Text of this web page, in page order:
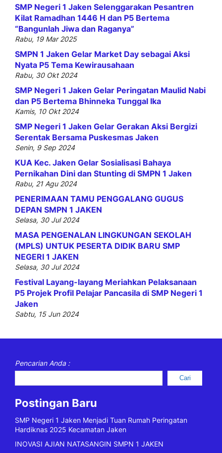
SMP Negeri 1 Jaken Selenggarakan Pesantren
Kilat Ramadhan 1446 H dan P5 Bertema
“Bangunlah Jiwa dan Raganya”
Rabu, 19 Mar 2025
SMPN 1 Jaken Gelar Market Day sebagai Aksi
Nyata P5 Tema Kewirausahaan
Rabu, 30 Okt 2024
SMP Negeri 1 Jaken Gelar Peringatan Maulid Nabi
dan P5 Bertema Bhinneka Tunggal Ika
Kamis, 10 Okt 2024
SMP Negeri 1 Jaken Gelar Gerakan Aksi Bergizi
Serentak Bersama Puskesmas Jaken
Senin, 9 Sep 2024
KUA Kec. Jaken Gelar Sosialisasi Bahaya
Pernikahan Dini dan Stunting di SMPN 1 Jaken
Rabu, 21 Agu 2024
PENERIMAAN TAMU PENGGALANG GUGUS
DEPAN SMPN 1 JAKEN
Selasa, 30 Jul 2024
MASA PENGENALAN LINGKUNGAN SEKOLAH
(MPLS) UNTUK PESERTA DIDIK BARU SMP
NEGERI 1 JAKEN
Selasa, 30 Jul 2024
Festival Layang-layang Meriahkan Pelaksanaan
P5 Projek Profil Pelajar Pancasila di SMP Negeri 1
Jaken
Sabtu, 15 Jun 2024
Pencarian Anda :
Cari
Postingan Baru
SMP Negeri 1 Jaken Menjadi Tuan Rumah Peringatan
Hardiknas 2025 Kecamatan Jaken
INOVASI AJIAN NATASANGIN SMPN 1 JAKEN